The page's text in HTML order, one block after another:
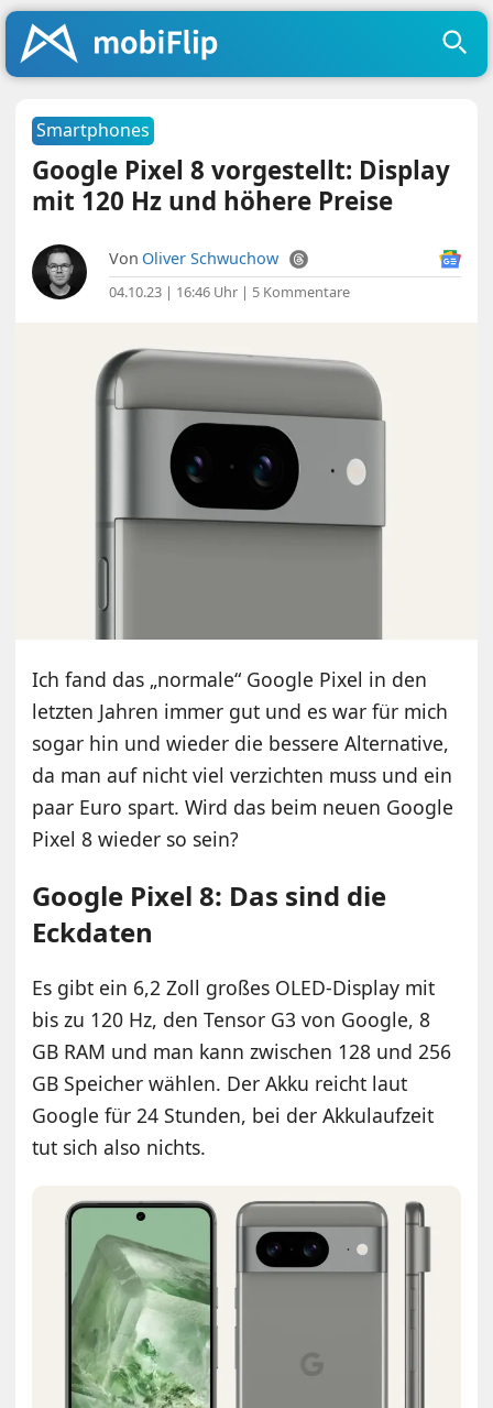
Smartphones
Google Pixel 8 vorgestellt: Display
mit 120 Hz und höhere Preise
Von Oliver Schwuchow
04.10.23 | 16:46 Uhr | 5 Kommentare
Ich fand das „normale“ Google Pixel in den
letzten Jahren immer gut und es war für mich
sogar hin und wieder die bessere Alternative,
da man auf nicht viel verzichten muss und ein
paar Euro spart. Wird das beim neuen Google
Pixel 8 wieder so sein?
Google Pixel 8: Das sind die
Eckdaten
Es gibt ein 6,2 Zoll großes OLED-Display mit
bis zu 120 Hz, den Tensor G3 von Google, 8
GB RAM und man kann zwischen 128 und 256
GB Speicher wählen. Der Akku reicht laut
Google für 24 Stunden, bei der Akkulaufzeit
tut sich also nichts.